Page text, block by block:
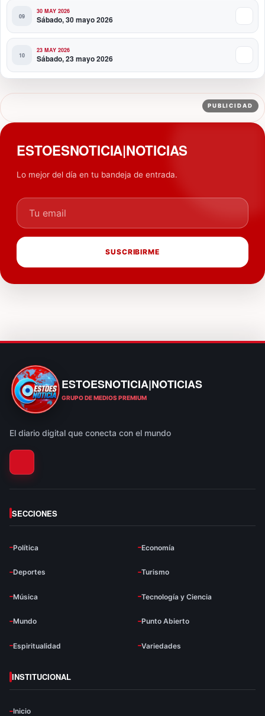
30 MAY 2026
Sábado, 30 mayo 2026
23 MAY 2026
Sábado, 23 mayo 2026
PUBLICIDAD
ESTOESNOTICIA|NOTICIAS
Lo mejor del día en tu bandeja de entrada.
Tu email
SUSCRIBIRME
ESTOESNOTICIA|NOTICIAS
ESTOESNOTICIA|NOTICIAS
GRUPO DE MEDIOS PREMIUM
El diario digital que conecta con el mundo
SECCIONES
Política Economía
Deportes Turismo
Música Tecnología y Ciencia
Mundo Punto Abierto
Espiritualidad Variedades
INSTITUCIONAL
Inicio